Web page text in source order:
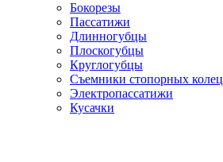
Бокорезы
Пассатижи
Длинногубцы
Плоскогубцы
Круглогубцы
Съемники стопорных колец
Электропассатижи
Кусачки